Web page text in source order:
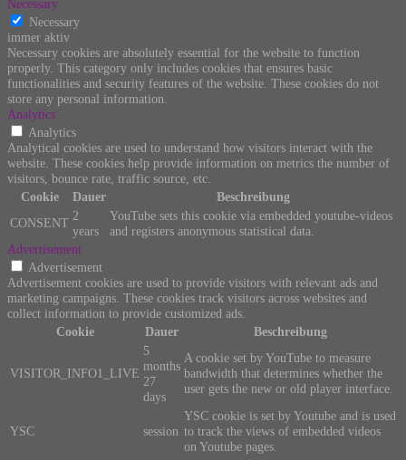
Necessary
Necessary
immer aktiv
Necessary cookies are absolutely essential for the website to function
properly. This category only includes cookies that ensures basic
functionalities and security features of the website. These cookies do not
store any personal information.
Analytics
Analytics
Analytical cookies are used to understand how visitors interact with the
website. These cookies help provide information on metrics the number of
visitors, bounce rate, traffic source, etc.
Cookie
Dauer
Beschreibung
CONSENT 2
years
YouTube sets this cookie via embedded youtube-videos
and registers anonymous statistical data.
Advertisement
Advertisement
Advertisement cookies are used to provide visitors with relevant ads and
marketing campaigns. These cookies track visitors across websites and
collect information to provide customized ads.
Cookie
Dauer Beschreibung
VISITOR_INFO1_LIVE
5
months
27
days
A cookie set by YouTube to measure
bandwidth that determines whether the
user gets the new or old player interface.
YSC session
YSC cookie is set by Youtube and is used
to track the views of embedded videos
on Youtube pages.